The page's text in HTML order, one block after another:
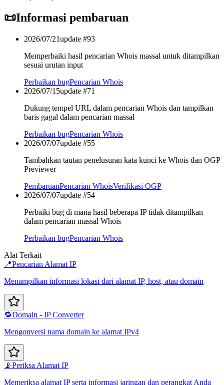
📜Informasi pembaruan
2026/07/21update #93
Memperbaiki hasil pencarian Whois massal untuk ditampilkan
sesuai urutan input
Perbaikan bugPencarian Whois
2026/07/15update #71
Dukung tempel URL dalam pencarian Whois dan tampilkan
baris gagal dalam pencarian massal
Perbaikan bugPencarian Whois
2026/07/07update #55
Tambahkan tautan penelusuran kata kunci ke Whois dan OGP
Previewer
PembaruanPencarian WhoisVerifikasi OGP
2026/07/07update #54
Perbaiki bug di mana hasil beberapa IP tidak ditampilkan
dalam pencarian massal Whois
Perbaikan bugPencarian Whois
Alat Terkait
📍Pencarian Alamat IP
Menampilkan informasi lokasi dari alamat IP, host, atau domain
🔁Domain - IP Converter
Mengonversi nama domain ke alamat IPv4
📡Periksa Alamat IP
Memeriksa alamat IP serta informasi jaringan dan perangkat Anda